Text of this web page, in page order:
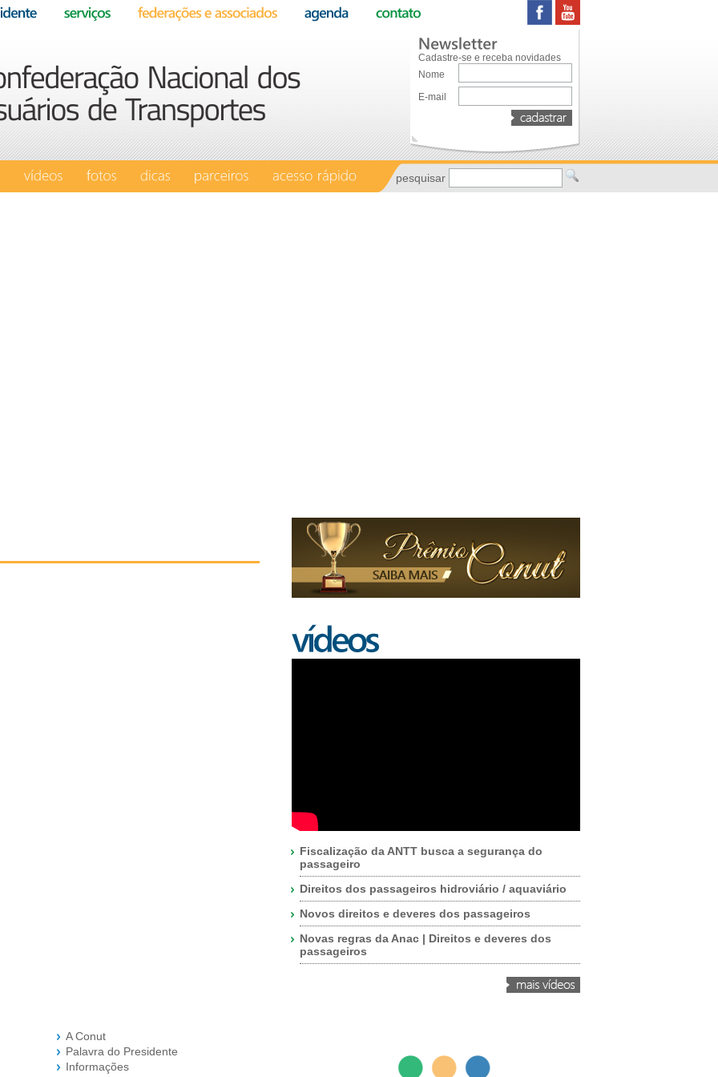
Cadastre-se e receba novidades
Nome
E-mail
pesquisar
Fiscalização da ANTT busca a segurança do
passageiro
Direitos dos passageiros hidroviário / aquaviário
Novos direitos e deveres dos passageiros
Novas regras da Anac | Direitos e deveres dos
passageiros
A Conut
Palavra do Presidente
Informações